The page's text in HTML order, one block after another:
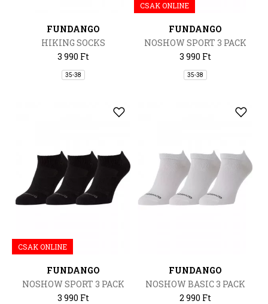
FUNDANGO
HIKING SOCKS
3 990 Ft
35-38
CSAK ONLINE
FUNDANGO
NOSHOW SPORT 3 PACK
3 990 Ft
35-38
CSAK ONLINE
FUNDANGO
NOSHOW SPORT 3 PACK
3 990 Ft
FUNDANGO
NOSHOW BASIC 3 PACK
2 990 Ft